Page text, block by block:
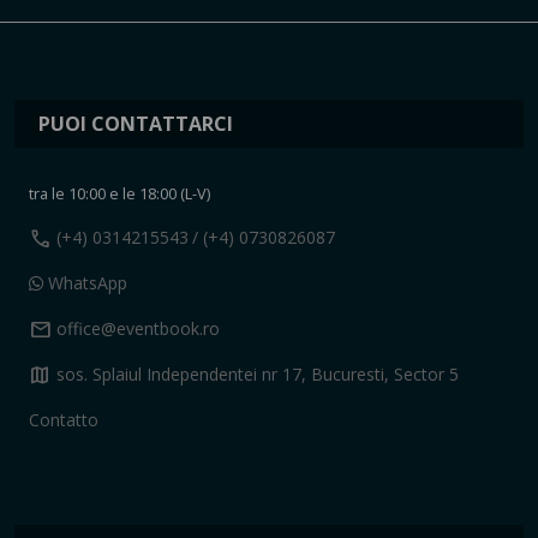
PUOI CONTATTARCI
tra le 10:00 e le 18:00 (L-V)
call (+4) 0314215543 / (+4) 0730826087
WhatsApp
mail office@eventbook.ro
map sos. Splaiul Independentei nr 17, Bucuresti, Sector 5
Contatto